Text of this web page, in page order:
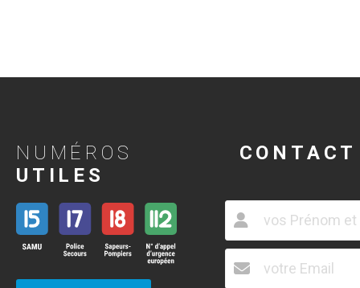
NUMÉROS
UTILES
CONTACT